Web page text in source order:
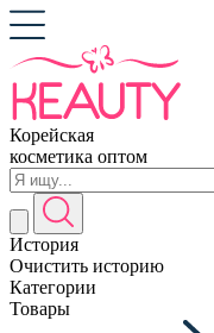
Корейская
косметика оптом
История
Очистить историю
Категории
Товары